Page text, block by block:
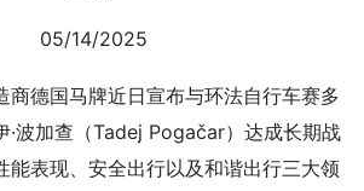
05/14/2025
商德国马牌近日宣布与环法自行车赛多
·波加查（Tadej Pogačar）达成长期战
能表现、安全出行以及和谐出行三大领